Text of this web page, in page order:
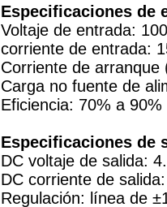
Especificaciones de
Voltaje de entrada:
corriente de entrada:
Corriente de arranque
Carga no fuente de
Eficiencia: 70% a 90%
Especificaciones de
DC voltaje de salida:
DC corriente de
Regulación: línea de